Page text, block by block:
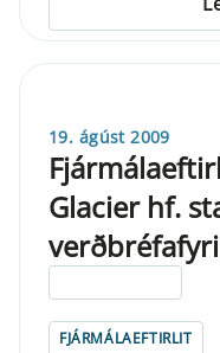
19. ágúst 2009
Glacier hf.
FJÁRMÁLAEFTIRLIT